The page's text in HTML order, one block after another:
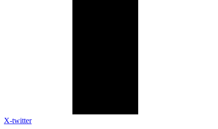
X-twitter